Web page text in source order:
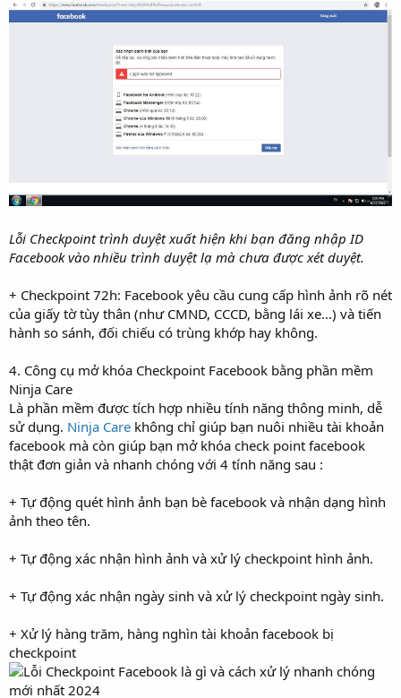
Lỗi Checkpoint trình duyệt xuất hiện khi bạn đăng nhập ID
Facebook vào nhiều trình duyệt lạ mà chưa được xét duyệt.
+ Checkpoint 72h: Facebook yêu cầu cung cấp hình ảnh rõ nét
của giấy tờ tùy thân (như CMND, CCCD, bằng lái xe…) và tiến
hành so sánh, đối chiếu có trùng khớp hay không.
4. Công cụ mở khóa Checkpoint Facebook bằng phần mềm
Ninja Care
Là phần mềm được tích hợp nhiều tính năng thông minh, dễ
sử dụng. Ninja Care không chỉ giúp bạn nuôi nhiều tài khoản
facebook mà còn giúp bạn mở khóa check point facebook
thật đơn giản và nhanh chóng với 4 tính năng sau :
+ Tự động quét hình ảnh bạn bè facebook và nhận dạng hình
ảnh theo tên.
+ Tự động xác nhận hình ảnh và xử lý checkpoint hình ảnh.
+ Tự động xác nhận ngày sinh và xử lý checkpoint ngày sinh.
+ Xử lý hàng trăm, hàng nghìn tài khoản facebook bị
checkpoint